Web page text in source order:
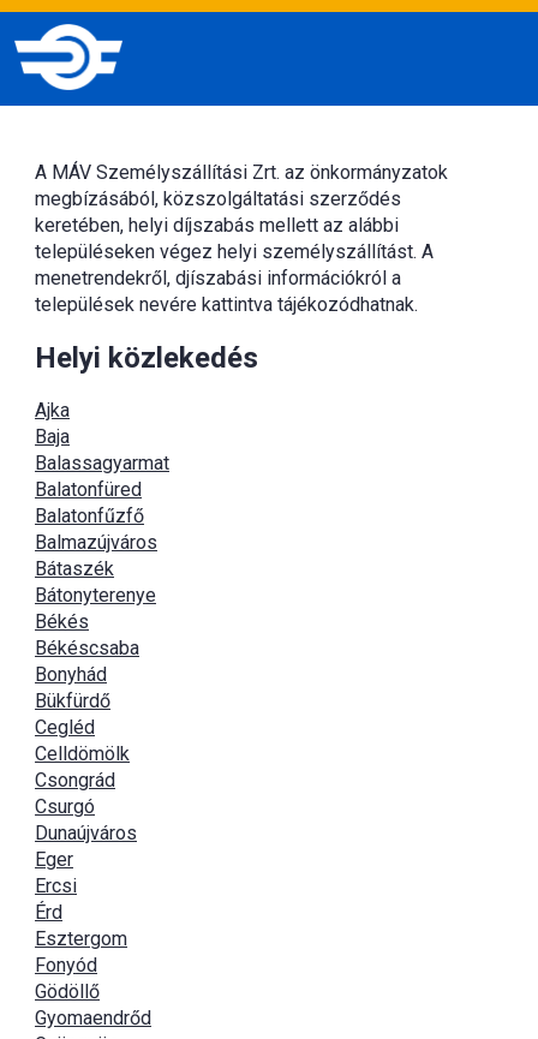
A MÁV Személyszállítási Zrt. az önkormányzatok
megbízásából, közszolgáltatási szerződés
keretében, helyi díjszabás mellett az alábbi
településeken végez helyi személyszállítást. A
menetrendekről, djíszabási információkról a
települések nevére kattintva tájékozódhatnak.
Helyi közlekedés
Ajka
Baja
Balassagyarmat
Balatonfüred
Balatonfűzfő
Balmazújváros
Bátaszék
Bátonyterenye
Békés
Békéscsaba
Bonyhád
Bükfürdő
Cegléd
Celldömölk
Csongrád
Csurgó
Dunaújváros
Eger
Ercsi
Érd
Esztergom
Fonyód
Gödöllő
Gyomaendrőd